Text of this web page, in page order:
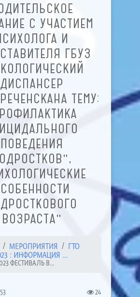
С УЧАСТИЕМ
И
ГБУЗ
ДИСПАНСЕР
ТЕМУ:
ПОВЕДЕНИЯ
ВОЗРАСТА"
МЕРОПРИЯТИЯ
ГТО
: ИНФОРМАЦИЯ ...
ФЕСТИВАЛЬ В...
24